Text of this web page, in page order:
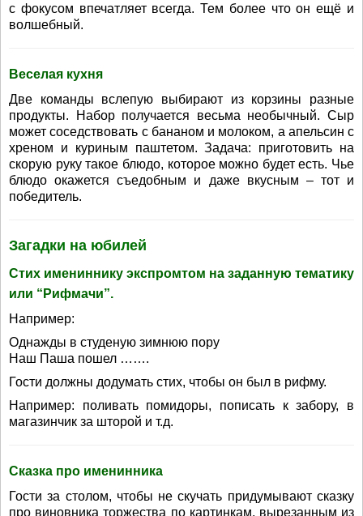
с фокусом впечатляет всегда. Тем более что он ещё и
волшебный.
Веселая кухня
Две команды вслепую выбирают из корзины разные
продукты. Набор получается весьма необычный. Сыр
может соседствовать с бананом и молоком, а апельсин с
хреном и куриным паштетом. Задача: приготовить на
скорую руку такое блюдо, которое можно будет есть. Чье
блюдо окажется съедобным и даже вкусным – тот и
победитель.
Загадки на юбилей
Стих имениннику экспромтом на заданную тематику
или “Рифмачи”.
Например:
Однажды в студеную зимнюю пору
Наш Паша пошел …….
Гости должны додумать стих, чтобы он был в рифму.
Например: поливать помидоры, пописать к забору, в
магазинчик за шторой и т.д.
Сказка про именинника
Гости за столом, чтобы не скучать придумывают сказку
про виновника торжества по картинкам, вырезанным из